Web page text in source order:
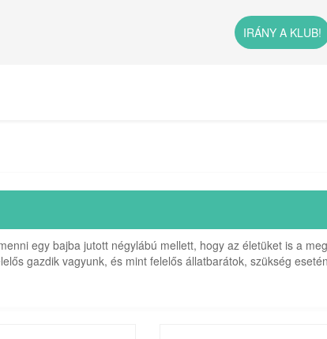
IRÁNY A KLUB!
egy bajba jutott négylábú mellett, hogy az életüket is a
gazdik vagyunk, és mint felelős állatbarátok, szükség